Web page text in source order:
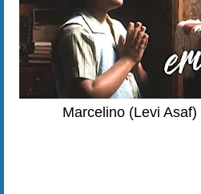
Marcelino (Levi